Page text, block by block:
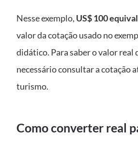
Nesse exemplo, US$ 100
valor da cotação usado no
didático. Para saber o valor real
necessário consultar a cotação
turismo.
Como converter real